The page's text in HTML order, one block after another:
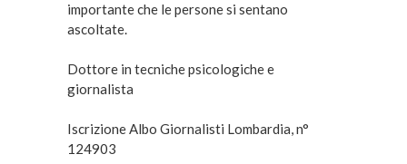
importante che le persone si sentano
ascoltate.
Dottore in tecniche psicologiche e
giornalista
Iscrizione Albo Giornalisti Lombardia, n°
124903